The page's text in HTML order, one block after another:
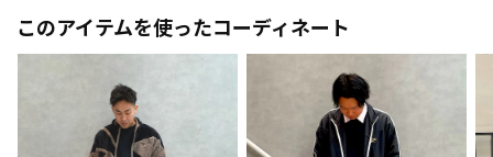
このアイテムを使ったコーディネート